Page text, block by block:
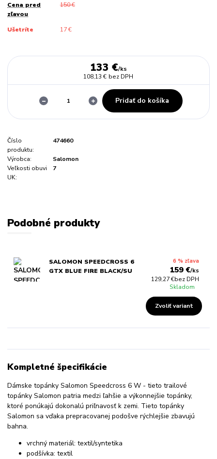
Cena pred
zľavou
150 €
Ušetríte 17 €
133 €/ks
108,13 € bez DPH
Pridať do košíka
Číslo
produktu:
474660
Výrobca:
Salomon
Veľkosti obuvi
UK:
7
Podobné produkty
SALOMON SPEEDCROSS 6
GTX BLUE FIRE BLACK/SU
6 % zľava
159 €/ks
129,27 €bez DPH
Skladom
Zvoliť variant
Kompletné špecifikácie
Dámske topánky Salomon Speedcross 6 W - tieto trailové
topánky Salomon patria medzi ľahšie a výkonnejšie topánky,
ktoré ponúkajú dokonalú priľnavosť k zemi. Tieto topánky
Salomon sa vďaka prepracovanej podošve rýchlejšie zbavujú
bahna.
vrchný materiál: textil/syntetika
podšívka: textil